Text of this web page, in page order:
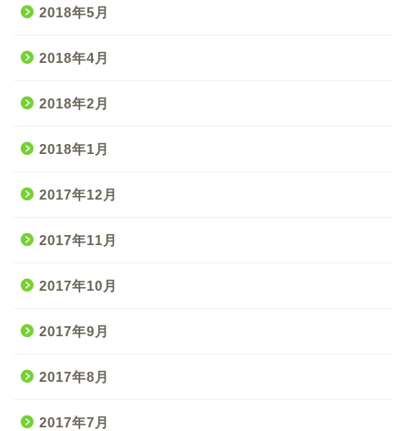
2018年5月
2018年4月
2018年2月
2018年1月
2017年12月
2017年11月
2017年10月
2017年9月
2017年8月
2017年7月